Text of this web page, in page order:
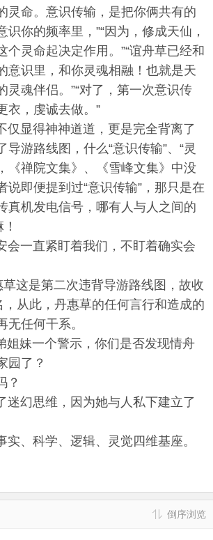
灵命。意识传输，是把你俩共有的
识你的频率里，”“因为，修成天仙，
个灵命起决定作用。”“谊舟草已经和
意识里，和你灵魂相融！也就是天
灵魂伴侣。”“对了，第一次意识传
衣，虔诚去做。”
显得神神道道，更是完全背离了
导游路线图，什么“意识传输”、“灵
《禅院文集》、《雪峰文集》中没
说即便提到过“意识传输”，那只是在
真机发电信号，哪有人与人之间的
一直紧盯着我们，不盯着确实会
是第二次违背导游路线图，故收
，从此，丹惠草的任何言行和造成的
无任何干系。
妹一个警示，你们是否发现情舟
园了？
幻思维，因为她与人私下建立了
、科学、逻辑、灵觉四维基座。
倒序浏览